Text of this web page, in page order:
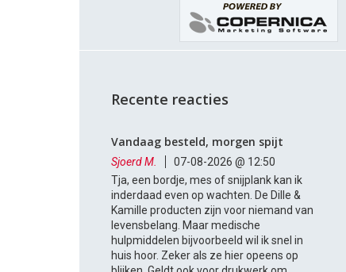
Recente reacties
Vandaag besteld, morgen spijt
Sjoerd M.
07-08-2026 @ 12:50
Tja, een bordje, mes of snijplank kan ik
inderdaad even op wachten. De Dille &
Kamille producten zijn voor niemand van
levensbelang. Maar medische
hulpmiddelen bijvoorbeeld wil ik snel in
huis hoor. Zeker als ze hier opeens op